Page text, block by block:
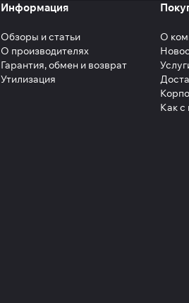
Информация
Обзоры и статьи
О производителях
Гарантия, обмен и возврат
Утилизация
О
Как с